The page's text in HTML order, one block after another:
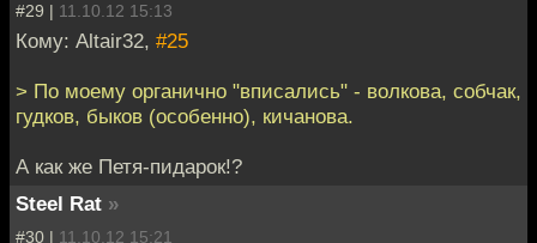
#29 | 11.10.12 15:13
Кому: Altair32, #25
> По моему органично "вписались" - волкова, собчак,
гудков, быков (особенно), кичанова.
А как же Петя-пидарок!?
Steel Rat »
#30 | 11.10.12 15:21